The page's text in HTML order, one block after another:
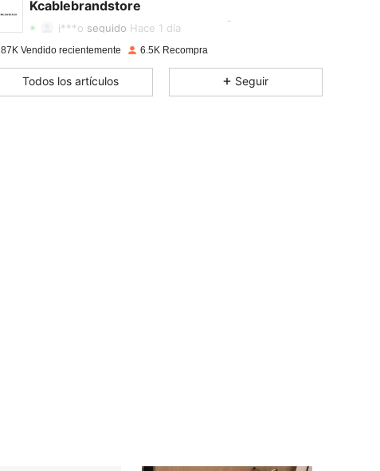
Kcablebrandstore
4.85 Calificación 66
j***o seguido Hace 1 día
4.85
87K Vendido recientemente 6.5K Recompra
Todos los artículos Seguir